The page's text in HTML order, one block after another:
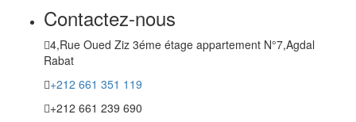
Contactez-nous
4,Rue Oued Ziz 3éme étage appartement N°7,Agdal
Rabat
+212 661 351 119
+212 661 239 690